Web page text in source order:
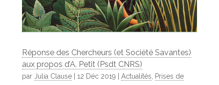
Réponse des Chercheurs (et Société Savantes)
aux propos d’A. Petit (Psdt CNRS)
par Julia Clause| 12 Déc 2019 Actualités
Prises de